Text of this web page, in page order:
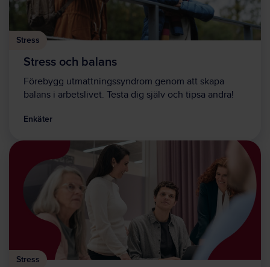
Stress
Stress och balans
Förebygg utmattningssyndrom genom att skapa
balans i arbetslivet. Testa dig själv och tipsa andra!
Enkäter
Stress